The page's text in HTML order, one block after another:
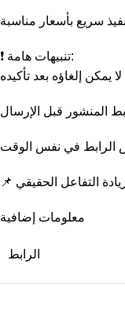
❗ تنبيهات هامة:
معلومات إضافية
الرابط